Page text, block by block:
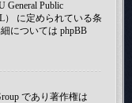
General Public
） に定められている条
については phpBB
であり著作権は